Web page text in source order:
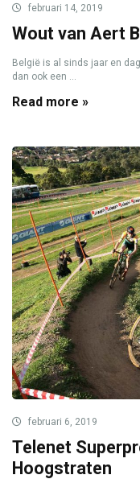
februari 14, 2019
Wout van Aert
België is al sinds jaar en
dan ook een ...
Read more »
februari 6, 2019
Telenet
Hoogstraten